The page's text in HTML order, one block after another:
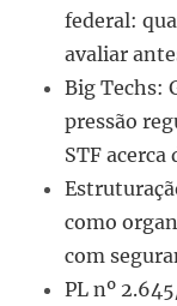
federal:
avaliar
Big Techs:
pressão
STF
como
com
PL nº